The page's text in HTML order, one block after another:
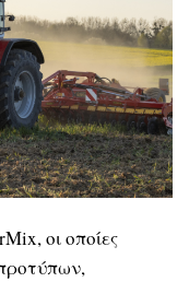
οι οποίες